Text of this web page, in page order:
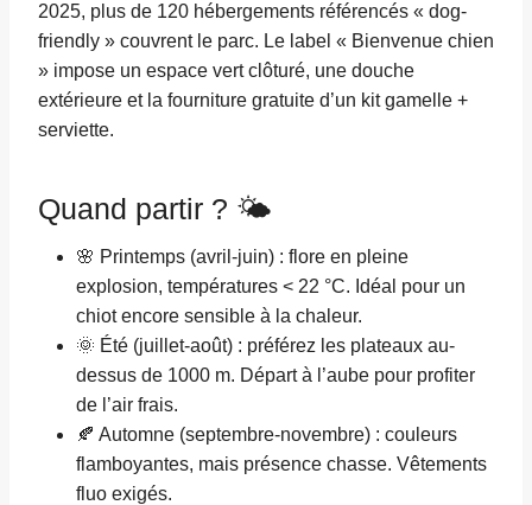
2025, plus de 120 hébergements référencés « dog-
friendly » couvrent le parc. Le label « Bienvenue chien
» impose un espace vert clôturé, une douche
extérieure et la fourniture gratuite d’un kit gamelle +
serviette.
Quand partir ? 🌤️
🌸 Printemps (avril-juin) : flore en pleine
explosion, températures < 22 °C. Idéal pour un
chiot encore sensible à la chaleur.
🌞 Été (juillet-août) : préférez les plateaux au-
dessus de 1000 m. Départ à l’aube pour profiter
de l’air frais.
🍂 Automne (septembre-novembre) : couleurs
flamboyantes, mais présence chasse. Vêtements
fluo exigés.